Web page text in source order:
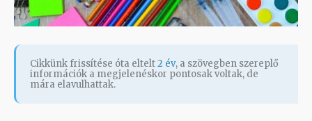
Cikkünk frissítése óta eltelt2 év, a szövegben szereplő
információk a megjelenéskor pontosak voltak, de
mára elavulhattak.